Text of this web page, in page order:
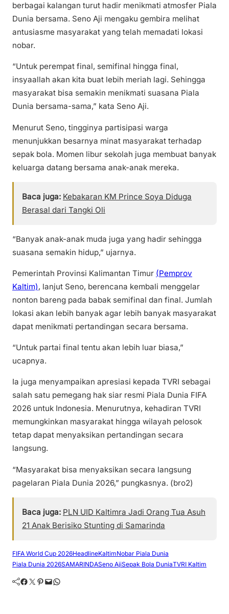
berbagai kalangan turut hadir menikmati atmosfer Piala
Dunia bersama. Seno Aji mengaku gembira melihat
antusiasme masyarakat yang telah memadati lokasi
nobar.
“Untuk perempat final, semifinal hingga final,
insyaallah akan kita buat lebih meriah lagi. Sehingga
masyarakat bisa semakin menikmati suasana Piala
Dunia bersama-sama,” kata Seno Aji.
Menurut Seno, tingginya partisipasi warga
menunjukkan besarnya minat masyarakat terhadap
sepak bola. Momen libur sekolah juga membuat banyak
keluarga datang bersama anak-anak mereka.
Baca juga: Kebakaran KM Prince Soya Diduga
Berasal dari Tangki Oli
“Banyak anak-anak muda juga yang hadir sehingga
suasana semakin hidup,” ujarnya.
Pemerintah Provinsi Kalimantan Timur (Pemprov
Kaltim), lanjut Seno, berencana kembali menggelar
nonton bareng pada babak semifinal dan final. Jumlah
lokasi akan lebih banyak agar lebih banyak masyarakat
dapat menikmati pertandingan secara bersama.
“Untuk partai final tentu akan lebih luar biasa,”
ucapnya.
Ia juga menyampaikan apresiasi kepada TVRI sebagai
salah satu pemegang hak siar resmi Piala Dunia FIFA
2026 untuk Indonesia. Menurutnya, kehadiran TVRI
memungkinkan masyarakat hingga wilayah pelosok
tetap dapat menyaksikan pertandingan secara
langsung.
“Masyarakat bisa menyaksikan secara langsung
pagelaran Piala Dunia 2026,” pungkasnya. (bro2)
Baca juga: PLN UID Kaltimra Jadi Orang Tua Asuh
21 Anak Berisiko Stunting di Samarinda
FIFA World Cup 2026HeadlineKaltimNobar Piala Dunia
Piala Dunia 2026SAMARINDASeno AjiSepak Bola DuniaTVRI Kaltim
Facebook Twitter Pinterest Mail WhatsApp